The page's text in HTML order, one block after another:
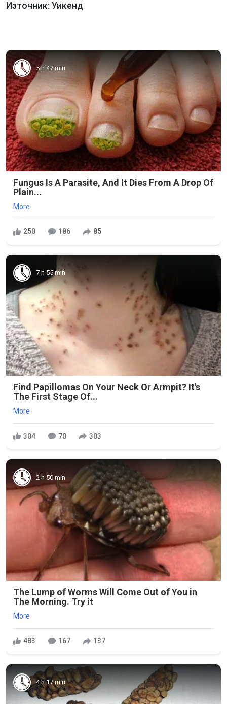
Източник: Уикенд
5 h 47 min
Fungus Is A Parasite, And It Dies From A Drop Of
Plain...
More
250 186 85
7 h 55 min
Find Papillomas On Your Neck Or Armpit? It's
The First Stage Of...
More
304 70 303
2 h 50 min
The Lump of Worms Will Come Out of You in
The Morning. Try it
More
483 167 137
4 h 17 min